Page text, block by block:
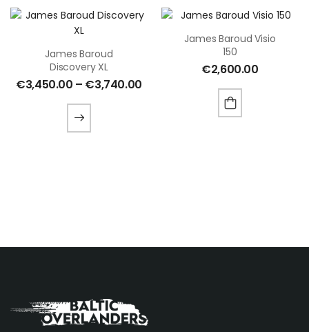
James Baroud
Discovery XL
€3,450.00 – €3,740.00
James Baroud Visio
150
€2,600.00